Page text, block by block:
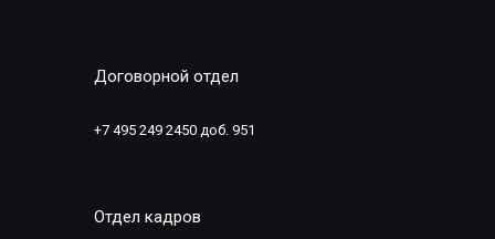
Договорной отдел
+7 495 249 2450 доб. 951
Отдел кадров